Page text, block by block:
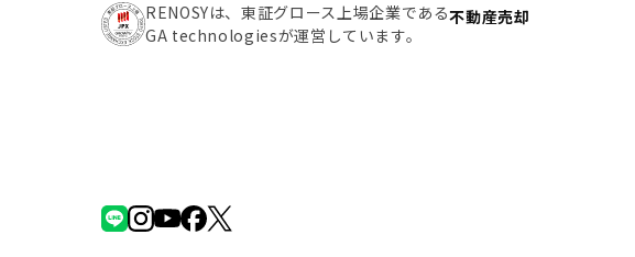
RENOSYは、東証グロース上場企業である
GA technologiesが運営しています。
不動産売却